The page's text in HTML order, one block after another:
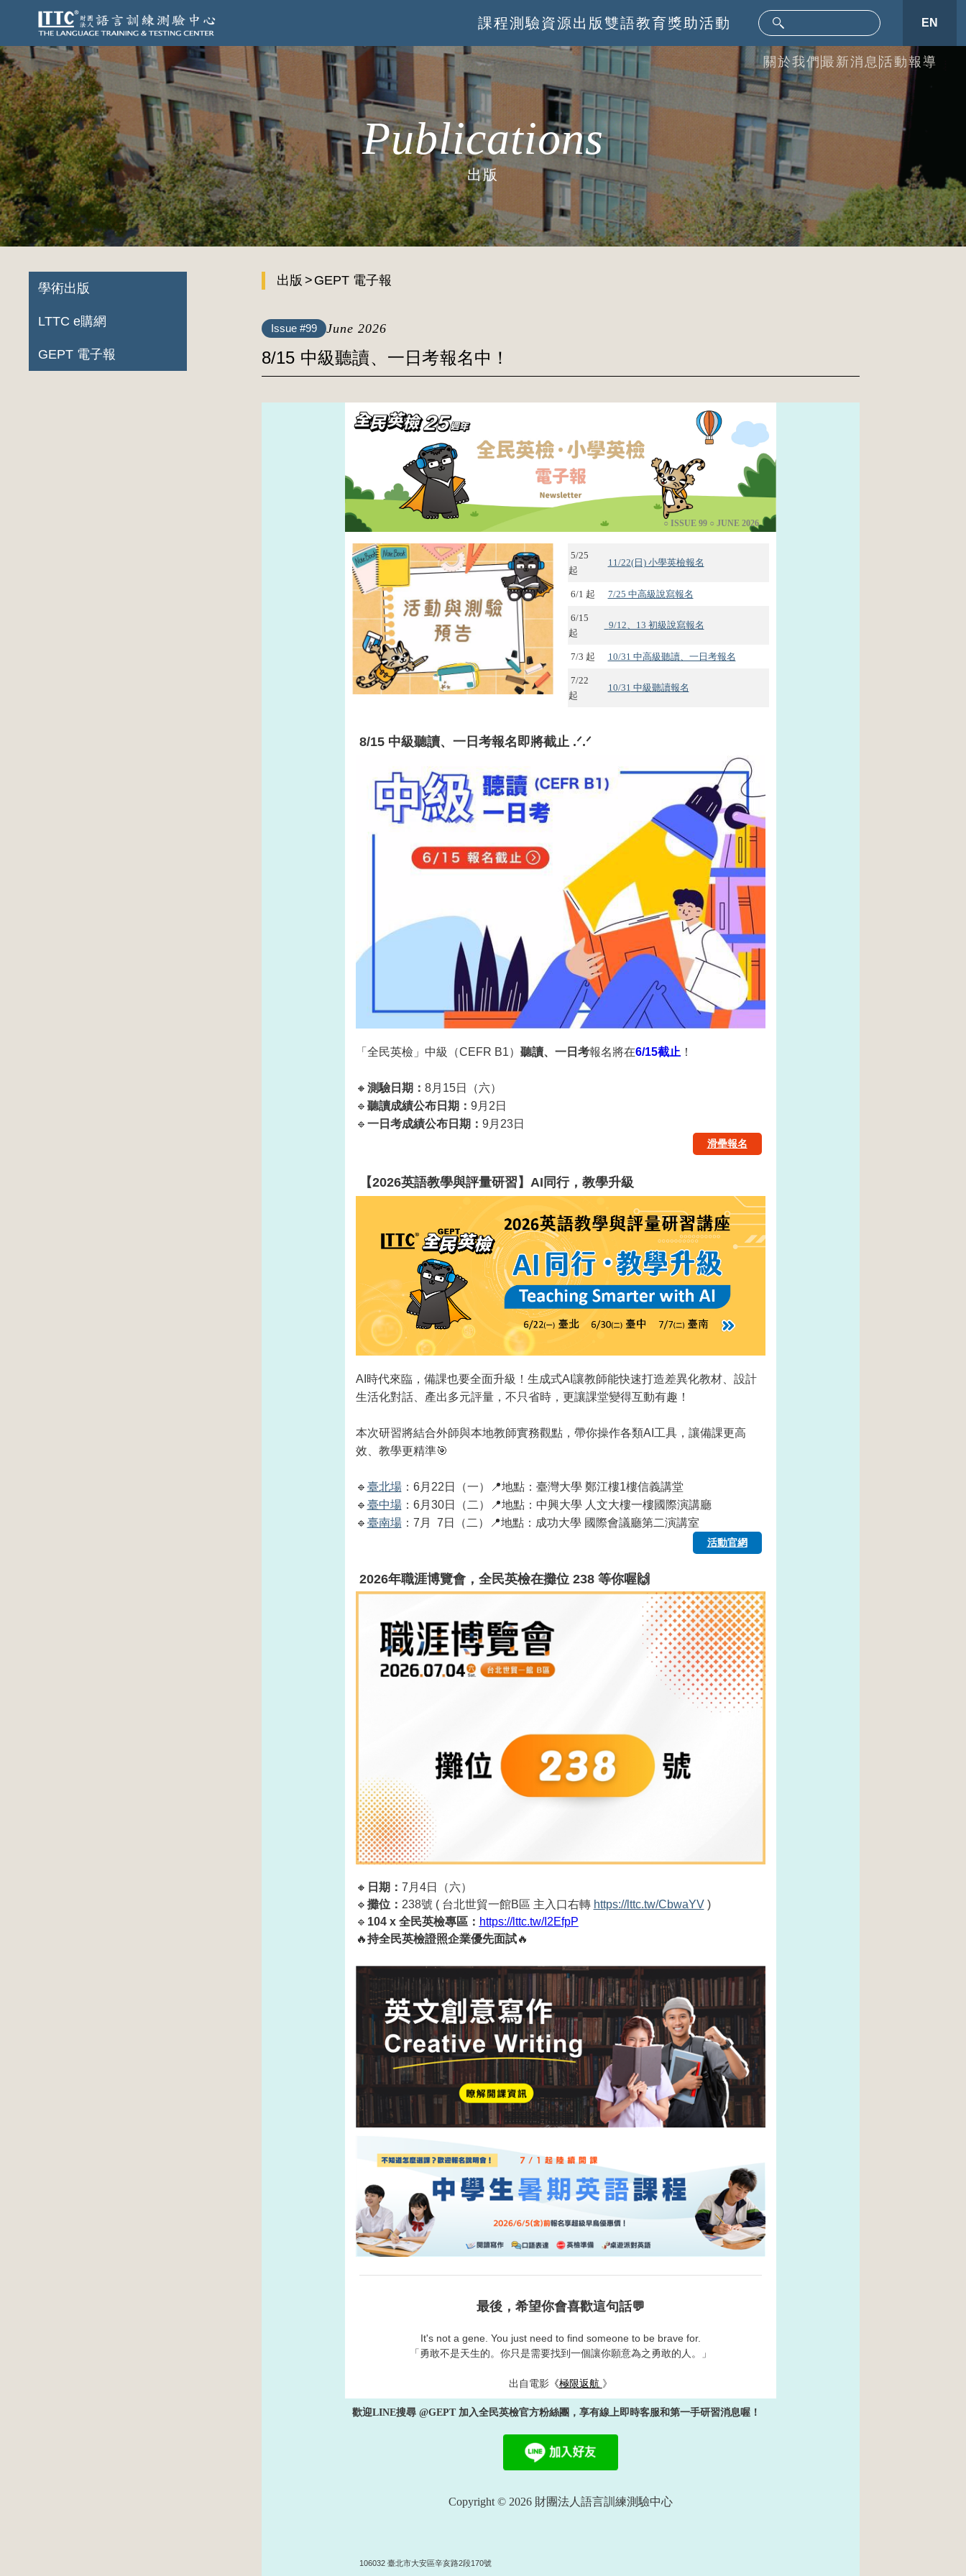
課程測驗資源出版雙語教育獎助活動 EN
關於我們 最新消息 活動報導
Publications
出版
學術出版
LTTC e購網
GEPT 電子報
出版 GEPT 電子報
Issue #99 June 2026
8/15 中級聽讀、一日考報名中！
○ ISSUE 99 ○ JUNE 2026
5/25
起
11/22(日) 小學英檢報名
6/1 起 7/25 中高級說寫報名
6/15
起
9/12、13 初級說寫報名
7/3 起 10/31 中高級聽讀、一日考報名
7/22
起
10/31 中級聽讀報名
8/15 中級聽讀、一日考報名即將截止 .ᐟ.ᐟ
「全民英檢」中級（CEFR B1） 聽讀、一日考報名將在6/15截止 ！
🔸 測驗日期： 8月15日（六）
🔹 聽讀成績公布日期： 9月2日
🔹 一日考成績公布日期： 9月23日
滑壘報名
【2026英語教學與評量研習】AI同行，教學升級
AI時代來臨，備課也要全面升級！生成式AI讓教師能快速打造差異化教材、設計
生活化對話、產出多元評量，不只省時，更讓課堂變得互動有趣！
本次研習將結合外師與本地教師實務觀點，帶你操作各類AI工具，讓備課更高
效、教學更精準🎯
🔹 臺北場：6月22日（一）📍地點： 臺灣大學 鄭江樓1樓信義講堂
🔹 臺中場：6月30日（二）
📍地點：中興大學 人文大樓一樓國際演講廳
🔹 臺南場：7月 7日（二） 📍地點：成功大學 國際會議廳第二演講室
活動官網
2026年職涯博覽會，全民英檢在攤位 238 等你喔🙌
🔸 日期： 7月4日
（六）
🔹 攤位： 238號 ( 台北世貿一館B區 主入口右轉 https://lttc.tw/CbwaYV)
🔹 104 x 全民英檢專區： https://lttc.tw/I2EfpP
🔥持全民英檢證照企業優先面試🔥
最後，希望你會喜歡這句話💬
It's not a gene. You just need to find someone to be brave for.
「勇敢不是天生的。你只是需要找到一個讓你願意為之勇敢的人。」
出自電影《極限返航 》
歡迎LINE搜尋 @GEPT 加入全民英檢官方粉絲團，享有線上即時客服和第一手研習消息喔！
Copyright © 2026 財團法人語言訓練測驗中心
106032 臺北市大安區辛亥路2段170號